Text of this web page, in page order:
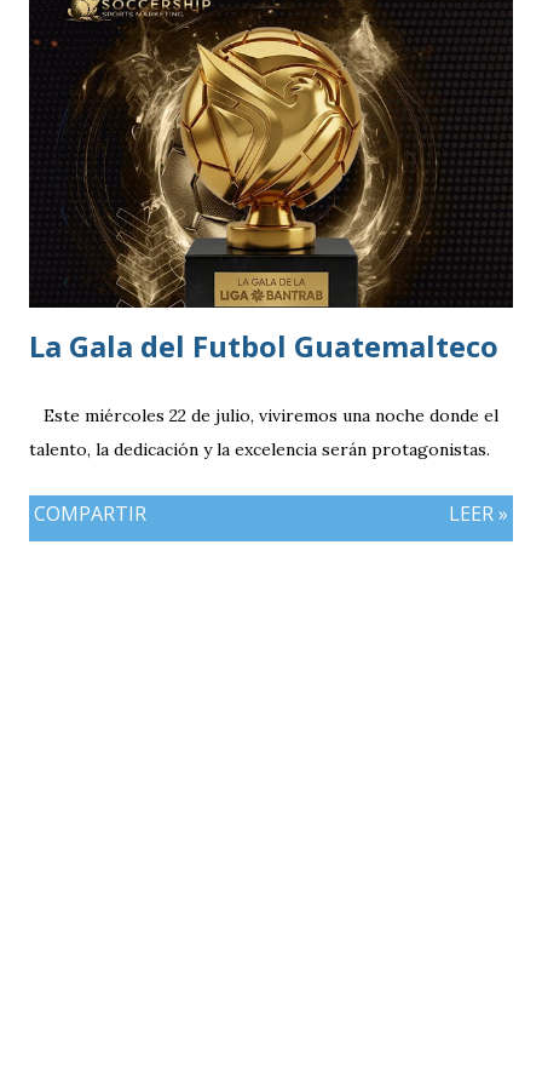
del estadio queda ahora en 7 mil aficionados. Este domingo
se implementará un parqueo cuyo costo es de Q25
quetzales pero tiene un cupo limitadp. Continúa vigente el
servicio anterior en donde los aficionados se podrán
estacionar en el Parqueo de Tikal Futura. via.
La Gala del Futbol Guatemalteco
Este miércoles 22 de julio, viviremos una noche donde el
talento, la dedicación y la excelencia serán protagonistas.
COMPARTIR LEER »